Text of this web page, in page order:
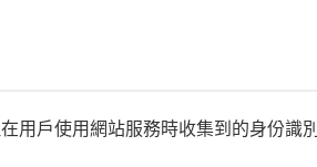
用戶使用網站服務時收集到的身份識